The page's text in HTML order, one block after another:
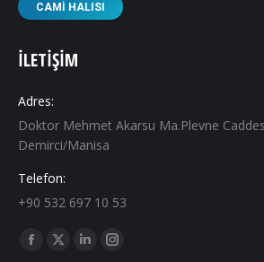
CAMI HALISI
İLETIŞIM
Adres:
Doktor Mehmet Akarsu Ma.Plevne
Demirci/Manisa
Telefon:
+90 532 697 10 53
Find us on:
Facebook
X
LinkedinInstagram